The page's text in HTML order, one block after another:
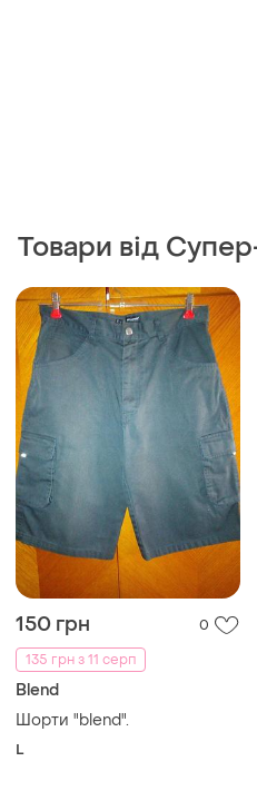
430 грн
Чоловічі шорти
XL